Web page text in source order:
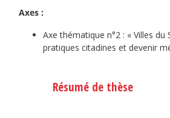
Axes :
Axe thématique n°2 : « Villes du
pratiques citadines et devenir
Résumé de thèse